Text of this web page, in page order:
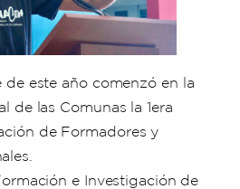
este año comenzó en la
de las Comunas la 1era
de Formadores y
e Investigación de